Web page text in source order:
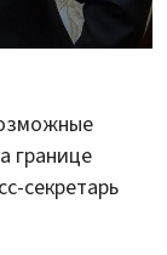
границе
секретарь